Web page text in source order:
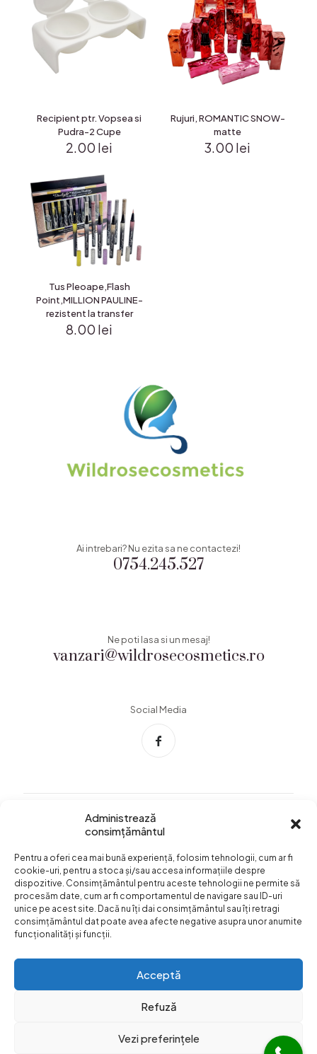
Administrează
consimțământul
Pentru a oferi cea mai bună experiență, folosim tehnologii, cum ar fi
cookie-uri, pentru a stoca și/sau accesa informațiile despre
dispozitive. Consimțământul pentru aceste tehnologii ne permite să
procesăm date, cum ar fi comportamentul de navigare sau ID-uri
unice pe acest site. Dacă nu îți dai consimțământul sau îți retragi
consimțământul dat poate avea afecte negative asupra unor anumite
funcționalități și funcții.
Acceptă
Refuză
Vezi preferințele
Recipient ptr. Vopsea si
Pudra-2 Cupe
2.00 lei
Rujuri, ROMANTIC SNOW-
matte
3.00 lei
Tus Pleoape,Flash
Point,MILLION PAULINE-
rezistent la transfer
8.00 lei
0754.245.527
Ai intrebari? Nu ezita sa ne contactezi!
vanzari@wildrosecosmetics.ro
Ne poti lasa si un mesaj!
Social Media
Termeni si conditii
Confidentialitatea
datelor
Livrare si plata
Formular retur
Web Hotel